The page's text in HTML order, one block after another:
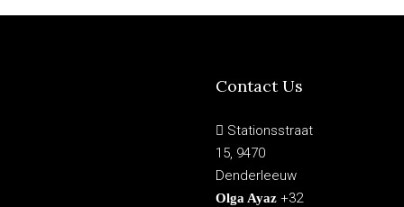
Contact Us
Stationsstraat
15, 9470
Denderleeuw
Olga Ayaz +32